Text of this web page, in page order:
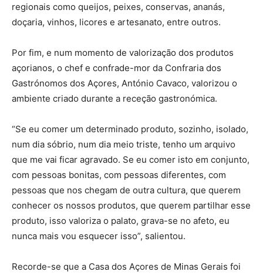
regionais como queijos, peixes, conservas, ananás,
doçaria, vinhos, licores e artesanato, entre outros.
Por fim, e num momento de valorização dos produtos
açorianos, o chef e confrade-mor da Confraria dos
Gastrónomos dos Açores, António Cavaco, valorizou o
ambiente criado durante a receção gastronómica.
“Se eu comer um determinado produto, sozinho, isolado,
num dia sóbrio, num dia meio triste, tenho um arquivo
que me vai ficar agravado. Se eu comer isto em conjunto,
com pessoas bonitas, com pessoas diferentes, com
pessoas que nos chegam de outra cultura, que querem
conhecer os nossos produtos, que querem partilhar esse
produto, isso valoriza o palato, grava-se no afeto, eu
nunca mais vou esquecer isso”, salientou.
Recorde-se que a Casa dos Açores de Minas Gerais foi